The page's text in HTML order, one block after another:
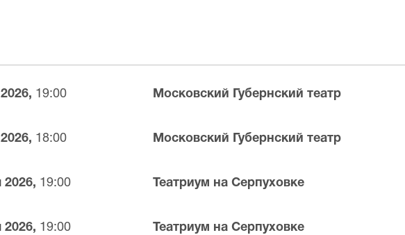
ожидайте доставку по Москве в течение не более 2-х часов.
в пределах МКАД возле метро или в пешей доступности.
19:00 Московский Губернский театр
18:00 Московский Губернский театр
2026, 19:00 Театриум на Серпуховке
2026, 19:00 Театриум на Серпуховке